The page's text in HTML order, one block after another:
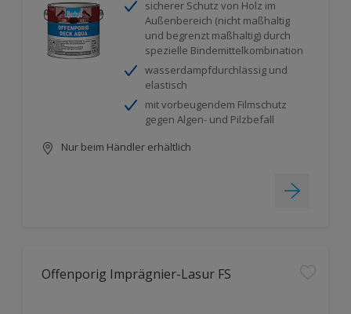
sicherer Schutz von Holz im
Außenbereich (nicht maßhaltig
und begrenzt maßhaltig) durch
spezielle Bindemittelkombination
wasserdampfdurchlässig und
elastisch
mit vorbeugendem Filmschutz
gegen Algen- und Pilzbefall
Nur beim Händler erhältlich
Offenporig Imprägnier-Lasur FS